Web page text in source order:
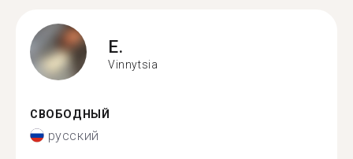
E.
Vinnytsia
СВОБОДНЫЙ
русский